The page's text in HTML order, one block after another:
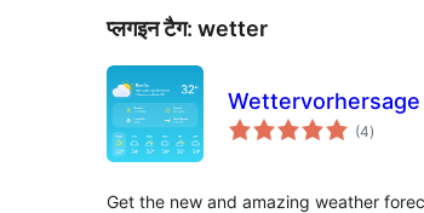
प्लगइन टैग: wetter
Wettervorhersage
(4कुल
दर)
Get the new and amazing weather